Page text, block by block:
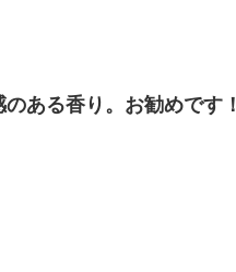
ある香り。お勧めです！